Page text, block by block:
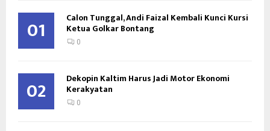
01 Calon Tunggal, Andi Faizal Kembali Kunci Kursi
Ketua Golkar Bontang
0
02 Dekopin Kaltim Harus Jadi Motor Ekonomi
Kerakyatan
0